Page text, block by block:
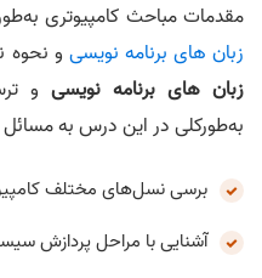
مقدمات مباحث کامپیوتری
زبان های برنامه نویسی و نحوه
زبان‌ های برنامه‌ نویسی
به‌طورکلی در این درس به
برسی نسل‌های مختلف
آشنایی با مراحل پردازش